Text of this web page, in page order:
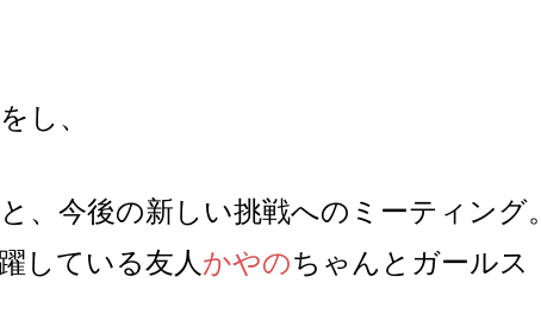
し、
、今後の新しい挑戦へのミーティング。
している友人かやのちゃんとガールス